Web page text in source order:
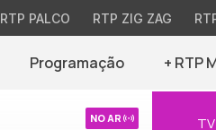
RTP PALCO RTP ZIG ZAG
Programação + RTP
NO AR TV